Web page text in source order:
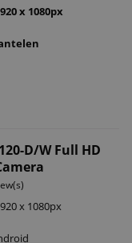
x 1080px
D/W Full HD
x 1080px